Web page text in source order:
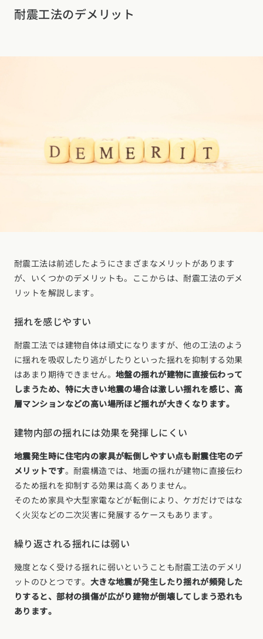
耐震工法のデメリット
耐震工法は前述したようにさまざまなメリットがあります
が、いくつかのデメリットも。ここからは、耐震工法のデメ
リットを解説します。
揺れを感じやすい
耐震工法では建物自体は頑丈になりますが、他の工法のよう
に揺れを吸収したり逃がしたりといった揺れを抑制する効果
はあまり期待できません。地盤の揺れが建物に直接伝わって
しまうため、特に大きい地震の場合は激しい揺れを感じ、高
層マンションなどの高い場所ほど揺れが大きくなります。
建物内部の揺れには効果を発揮しにくい
地震発生時に住宅内の家具が転倒しやすい点も耐震住宅のデ
メリットです。耐震構造では、地面の揺れが建物に直接伝わ
るため揺れを抑制する効果は高くありません。
そのため家具や大型家電などが転倒により、ケガだけではな
く火災などの二次災害に発展するケースもあります。
繰り返される揺れには弱い
幾度となく受ける揺れに弱いということも耐震工法のデメリ
ットのひとつです。 大きな地震が発生したり揺れが頻発した
りすると、部材の損傷が広がり建物が倒壊してしまう恐れも
あります。